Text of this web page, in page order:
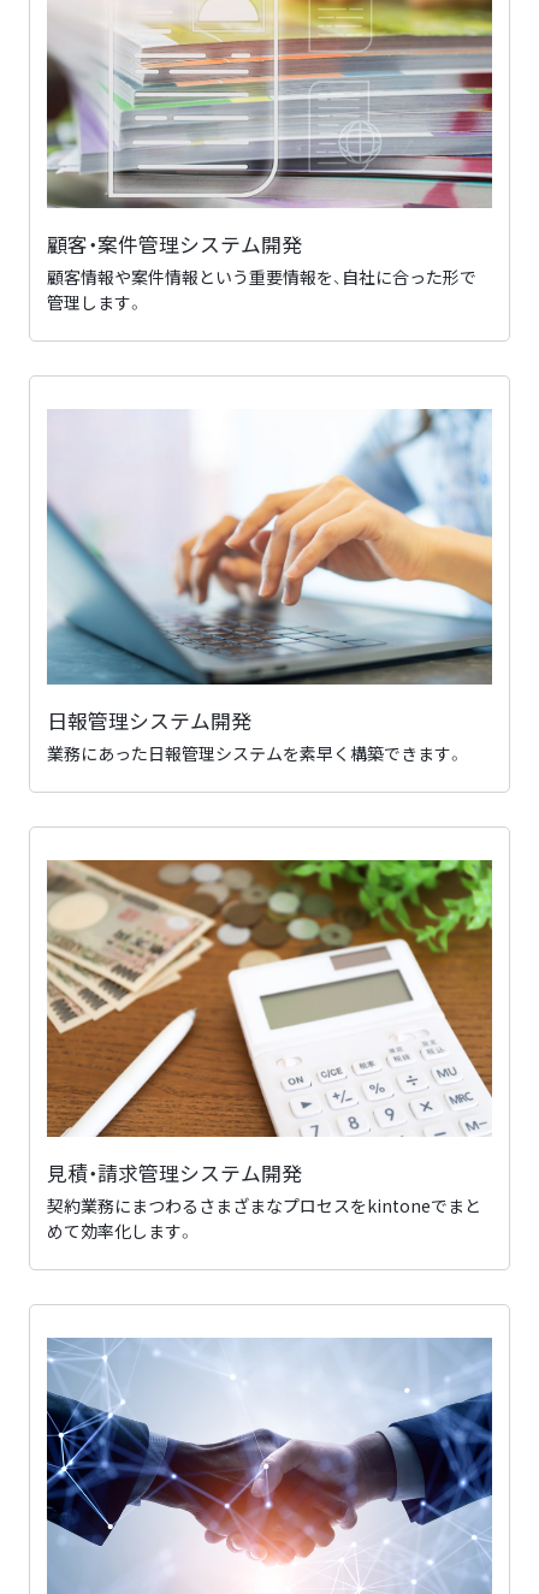
顧客・案件管理システム開発
顧客情報や案件情報という重要情報を、自社に合った形で
管理します。
日報管理システム開発
業務にあった日報管理システムを素早く構築できます。
見積・請求管理システム開発
契約業務にまつわるさまざまなプロセスをkintoneでまと
めて効率化します。